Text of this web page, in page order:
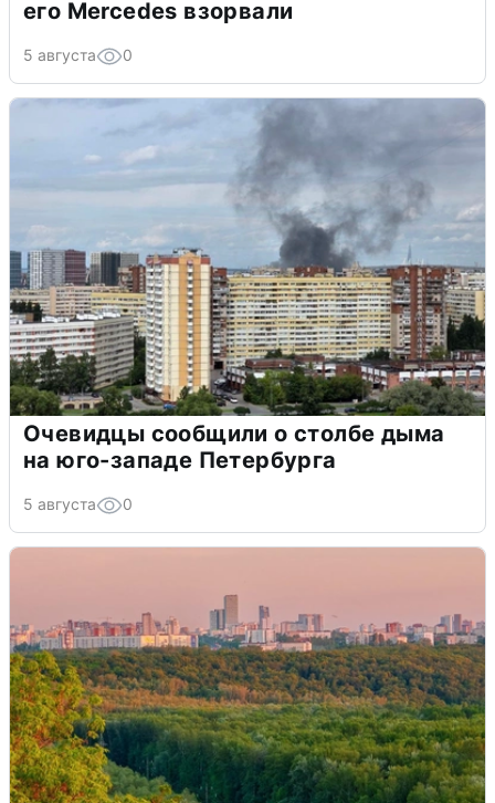
его Mercedes взорвали
5 августа 0
Очевидцы сообщили о столбе дыма
на юго-западе Петербурга
5 августа 0